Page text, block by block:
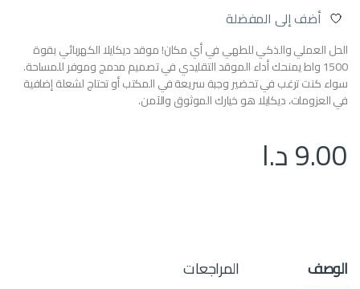
أضف إلى المفضلة
الحل العملي والذكي للطهي في أي مكان! موقد ديكايلا الكهربائي بقوة
1500 واط يمنحك أداء الموقد التقليدي في تصميم مدمج وموفر للمساحة.
سواء كنت ترغب في تحضير وجبة سريعة في المكتب أو تحتاج لشعلة إضافية
في العزومات، ديكايلا هو خيارك الموثوق والآمن.
9.00د.ا
الوصف المراجعات